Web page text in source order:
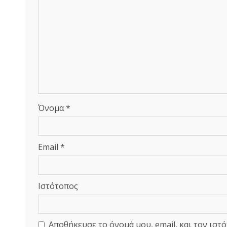
Όνομα*
Email *
Ιστότοπος
Αποθήκευσε το όνομά μου, email, και τον